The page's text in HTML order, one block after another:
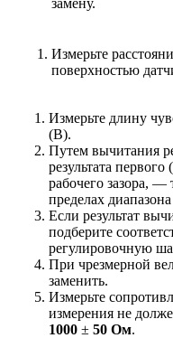
Измерьте
поверхностью
Измерьте длину
(В).
Путем вычитания
результата
рабочего зазора, —
пределах диапазона
Если результат
подберите
регулировочную
При чрезмерной
заменить.
Измерьте
измерения не
1000 ± 50 Ом.